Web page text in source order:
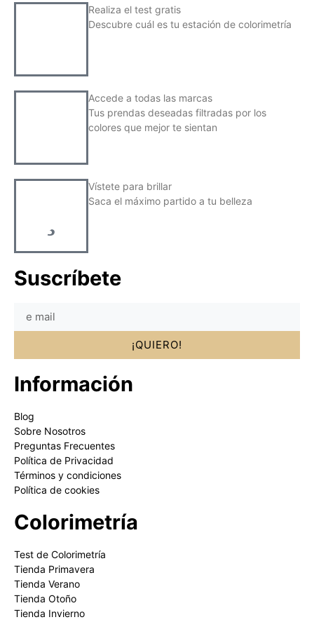
Realiza el test gratis
Descubre cuál es tu estación de colorimetría
Accede a todas las marcas
Tus prendas deseadas filtradas por los
colores que mejor te sientan
Vístete para brillar
Saca el máximo partido a tu belleza
Suscríbete
¡QUIERO!
Información
Blog
Sobre Nosotros
Preguntas Frecuentes
Política de Privacidad
Términos y condiciones
Política de cookies
Colorimetría
Test de Colorimetría
Tienda Primavera
Tienda Verano
Tienda Otoño
Tienda Invierno